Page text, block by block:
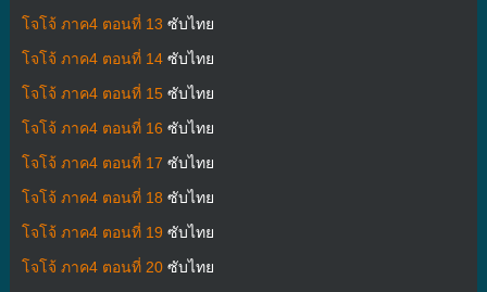
โจโจ้ ภาค4 ตอนที่ 13 ซับไทย
โจโจ้ ภาค4 ตอนที่ 14ซับไทย
โจโจ้ ภาค4 ตอนที่ 15ซับไทย
โจโจ้ ภาค4 ตอนที่ 16 ซับไทย
โจโจ้ ภาค4 ตอนที่ 17 ซับไทย
โจโจ้ ภาค4 ตอนที่ 18 ซับไทย
โจโจ้ ภาค4 ตอนที่ 19 ซับไทย
โจโจ้ ภาค4 ตอนที่ 20ซับไทย